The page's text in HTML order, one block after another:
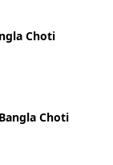
Choti
- Bangla Choti